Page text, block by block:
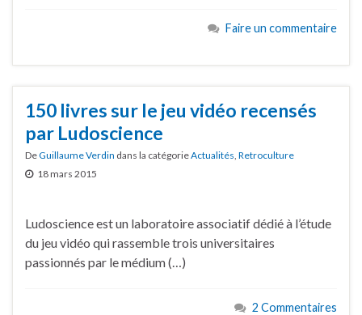
Faire un commentaire
150 livres sur le jeu vidéo recensés
par Ludoscience
DeGuillaume Verdin dans la catégorieActualités Retroculture
18 mars 2015
Ludoscience est un laboratoire associatif dédié à l’étude
du jeu vidéo qui rassemble trois universitaires
passionnés par le médium (…)
2 Commentaires